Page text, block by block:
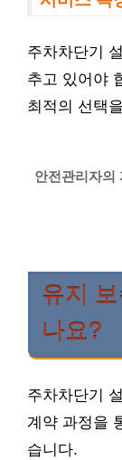
주차차단기
추고 있어야
최적의 선택
안전관리자의
유지
나요?
주차차단기
계약 과정을
습니다.